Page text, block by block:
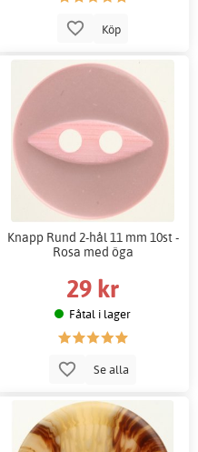
Köp
Knapp Rund 2-hål 11 mm 10st -
Rosa med öga
29 kr
Fåtal i lager
Se alla